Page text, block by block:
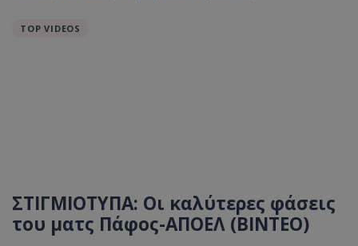
TOP VIDEOS
ΣΤΙΓΜΙΟΤΥΠΑ: Οι καλύτερες φάσεις
του ματς Πάφος-ΑΠΟΕΛ (ΒΙΝΤΕΟ)